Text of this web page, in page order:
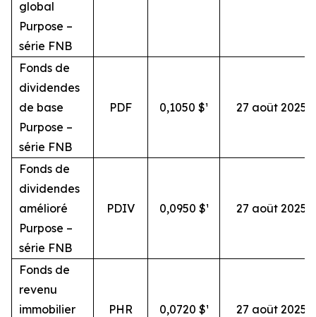
global
Purpose –
série FNB
Fonds de
dividendes
de base
Purpose –
série FNB
PDF 0,1050 $¹ 27 août 2025
Fonds de
dividendes
amélioré
Purpose –
série FNB
PDIV 0,0950 $¹ 27 août 2025
Fonds de
revenu
immobilier
PHR 0,0720 $¹ 27 août 2025